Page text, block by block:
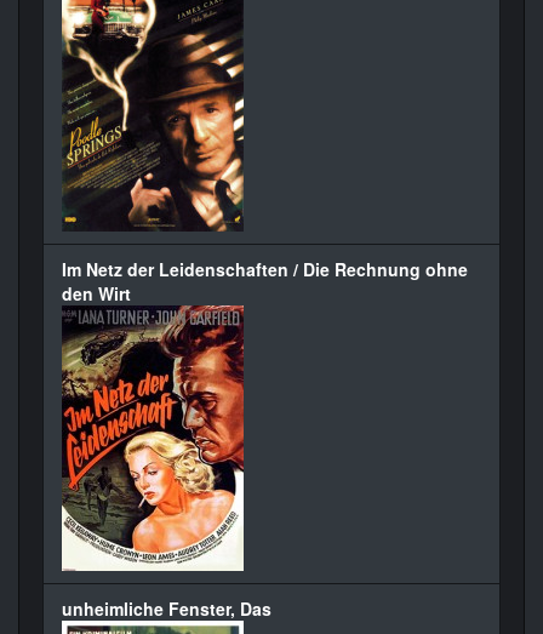
Im Netz der Leidenschaften / Die Rechnung ohne
den Wirt
unheimliche Fenster, Das